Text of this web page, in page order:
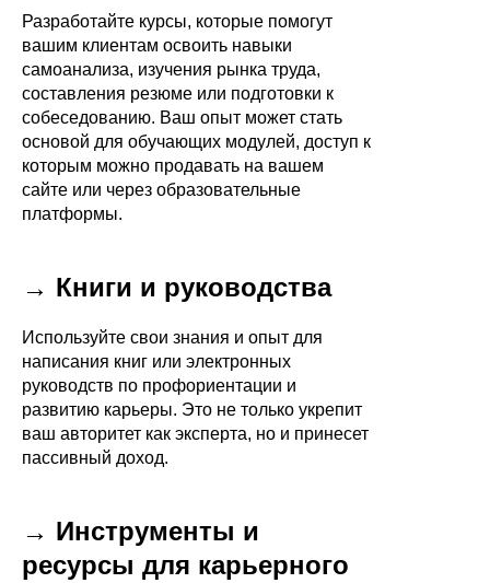
Разработайте курсы, которые помогут
вашим клиентам освоить навыки
самоанализа, изучения рынка труда,
составления резюме или подготовки к
собеседованию. Ваш опыт может стать
основой для обучающих модулей, доступ к
которым можно продавать на вашем
сайте или через образовательные
платформы.
→ Книги и руководства
Используйте свои знания и опыт для
написания книг или электронных
руководств по профориентации и
развитию карьеры. Это не только укрепит
ваш авторитет как эксперта, но и принесет
пассивный доход.
→ Инструменты и
ресурсы для карьерного